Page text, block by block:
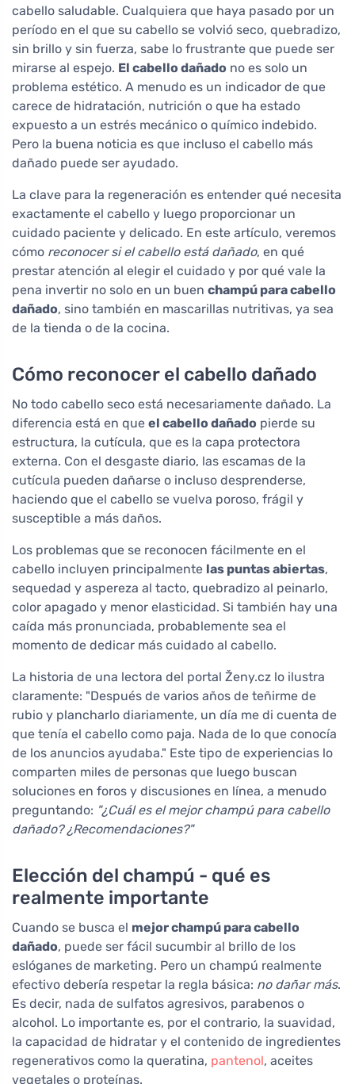
cabello saludable. Cualquiera que haya pasado por un
período en el que su cabello se volvió seco, quebradizo,
sin brillo y sin fuerza, sabe lo frustrante que puede ser
mirarse al espejo. El cabello dañado no es solo un
problema estético. A menudo es un indicador de que
carece de hidratación, nutrición o que ha estado
expuesto a un estrés mecánico o químico indebido.
Pero la buena noticia es que incluso el cabello más
dañado puede ser ayudado.
La clave para la regeneración es entender qué necesita
exactamente el cabello y luego proporcionar un
cuidado paciente y delicado. En este artículo, veremos
cómo reconocer si el cabello está dañado, en qué
prestar atención al elegir el cuidado y por qué vale la
pena invertir no solo en un buen champú para cabello
dañado, sino también en mascarillas nutritivas, ya sea
de la tienda o de la cocina.
Cómo reconocer el cabello dañado
No todo cabello seco está necesariamente dañado. La
diferencia está en que el cabello dañado pierde su
estructura, la cutícula, que es la capa protectora
externa. Con el desgaste diario, las escamas de la
cutícula pueden dañarse o incluso desprenderse,
haciendo que el cabello se vuelva poroso, frágil y
susceptible a más daños.
Los problemas que se reconocen fácilmente en el
cabello incluyen principalmente las puntas abiertas,
sequedad y aspereza al tacto, quebradizo al peinarlo,
color apagado y menor elasticidad. Si también hay una
caída más pronunciada, probablemente sea el
momento de dedicar más cuidado al cabello.
La historia de una lectora del portal Ženy.cz lo ilustra
claramente: "Después de varios años de teñirme de
rubio y plancharlo diariamente, un día me di cuenta de
que tenía el cabello como paja. Nada de lo que conocía
de los anuncios ayudaba." Este tipo de experiencias lo
comparten miles de personas que luego buscan
soluciones en foros y discusiones en línea, a menudo
preguntando: "¿Cuál es el mejor champú para cabello
dañado? ¿Recomendaciones?"
Elección del champú - qué es
realmente importante
Cuando se busca el mejor champú para cabello
dañado, puede ser fácil sucumbir al brillo de los
eslóganes de marketing. Pero un champú realmente
efectivo debería respetar la regla básica: no dañar más.
Es decir, nada de sulfatos agresivos, parabenos o
alcohol. Lo importante es, por el contrario, la suavidad,
la capacidad de hidratar y el contenido de ingredientes
regenerativos como la queratina, pantenol, aceites
vegetales o proteínas.